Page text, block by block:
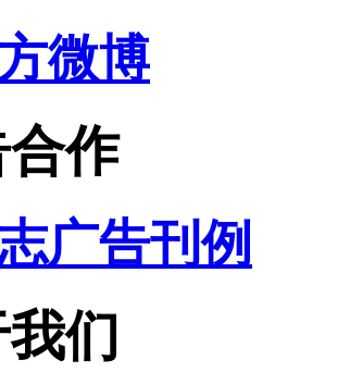
微博
作
广告刊例
们